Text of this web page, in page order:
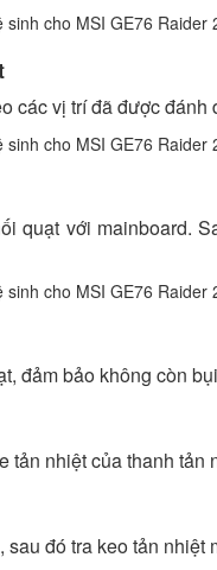
các vị trí đã được đánh
quạt với mainboard.
đảm bảo không còn
tản nhiệt của thanh tản
đó tra keo tản nhiệt